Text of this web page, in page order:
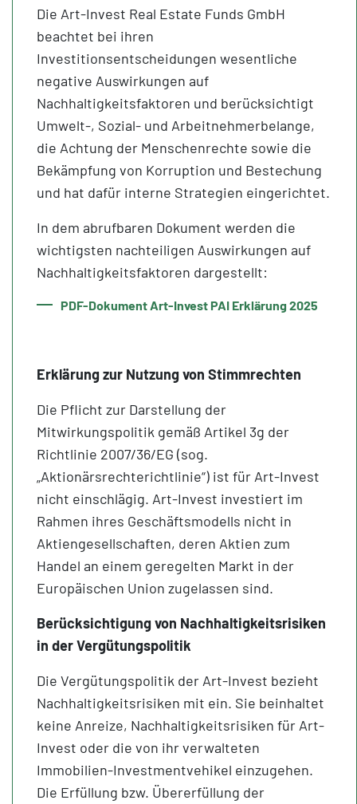
Die Art-Invest Real Estate Funds GmbH
beachtet bei ihren
Investitionsentscheidungen wesentliche
negative Auswirkungen auf
Nachhaltigkeitsfaktoren und berücksichtigt
Umwelt-, Sozial- und Arbeitnehmerbelange,
die Achtung der Menschenrechte sowie die
Bekämpfung von Korruption und Bestechung
und hat dafür interne Strategien eingerichtet.
In dem abrufbaren Dokument werden die
wichtigsten nachteiligen Auswirkungen auf
Nachhaltigkeitsfaktoren dargestellt:
PDF-Dokument Art-Invest PAI Erklärung 2025
Erklärung zur Nutzung von Stimmrechten
Die Pflicht zur Darstellung der
Mitwirkungspolitik gemäß Artikel 3g der
Richtlinie 2007/36/EG (sog.
„Aktionärsrechterichtlinie“) ist für Art-Invest
nicht einschlägig. Art-Invest investiert im
Rahmen ihres Geschäftsmodells nicht in
Aktiengesellschaften, deren Aktien zum
Handel an einem geregelten Markt in der
Europäischen Union zugelassen sind.
Berücksichtigung von Nachhaltigkeitsrisiken
in der Vergütungspolitik
Die Vergütungspolitik der Art-Invest bezieht
Nachhaltigkeitsrisiken mit ein. Sie beinhaltet
keine Anreize, Nachhaltigkeitsrisiken für Art-
Invest oder die von ihr verwalteten
Immobilien-Investmentvehikel einzugehen.
Die Erfüllung bzw. Übererfüllung der